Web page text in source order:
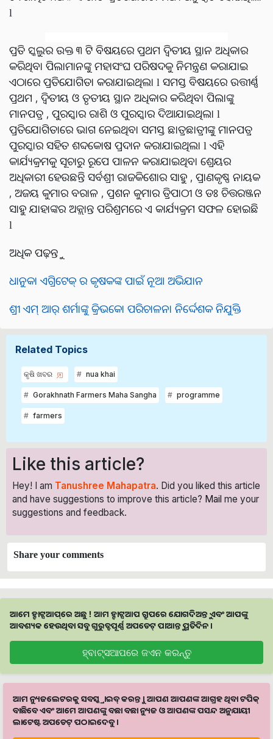
l
ପ୍ରତି ସ୍କୁଲର ଉକ୍ତ ୩ ଟି ବିଷୟରେ ପ୍ରଥମ ଦ୍ଵିତୀୟ ସ୍ଥାନ ଅଧିକାର
କରିଥିବା ପିଲାମାନଙ୍କୁ ମହାସଂଘ ପରିଷଦକୁ ନିମନ୍ତ୍ରଣ କରାଯାଇ
ଏଠାରେ ପ୍ରତିଯୋଗିତା କରାଯାଇଥିଲା l ସମସ୍ତ ବିଷୟରେ ଉତ୍ତୀର୍ଣ୍ଣ
ପ୍ରଥମ , ଦ୍ଵିତୀୟ ଓ ତୃତୀୟ ସ୍ଥାନ ଅଧିକାର କରିଥିବା ପିଲାଙ୍କୁ
ମାନପତ୍ର , ପୁରସ୍କାର ରାଶି ଓ ପୁରସ୍କାର ଦିଆଯାଇଥିଲା l
ପ୍ରତିଯୋଗିତାରେ ଭାଗ ନେଇଥିବା ସମସ୍ତ ଛାତ୍ରଛାତ୍ରୀଙ୍କୁ ମାନପତ୍ର
ପୁରସ୍କାର ସହିତ ଶବ୍ଦକୋଷ ପ୍ରଦାନ କରାଯାଇଥିଲା l ଏହି
କାର୍ଯ୍ୟକ୍ରମକୁ ସୂଚାରୁ ରୂପେ ପାଳନ କରାଯାଇଥିବା ଶ୍ରେୟର
ଅଧିକାରୀ ହେଉଛନ୍ତି ସର୍ବଶ୍ରୀ ରାଜକିଶୋର ସାହୁ , ପ୍ରାଣକୃଷ୍ଣ ନାୟକ
, ଅଜୟ କୁମାର ବରାଳ , ପ୍ରଶନ କୁମାର ତ୍ରିପାଠୀ ଓ ଡଃ ଚିତ୍ତରଞ୍ଜନ
ସାହୁ ଯାହାଙ୍କର ଅକ୍ଲାନ୍ତ ପରିଶ୍ରମରେ ଏ କାର୍ଯ୍ୟକ୍ରମ ସଫଳ ହୋଇଛି
l
ଅଧିକ ପଢ଼ନ୍ତୁ
ଧାନୁକା ଏଗ୍ରିଟେକ୍ ର କୃଷକଙ୍କ ପାଇଁ ନୂଆ ଅଭିଯାନ
ଶ୍ରୀ ଏମ୍ ଆର୍ ଶର୍ମାଙ୍କୁ କ୍ରିଭକୋ ପରିଚାଳନା ନିର୍ଦ୍ଦେଶକ ନିଯୁକ୍ତି
Related Topics
କୃଷି ଖବର nua khai
Gorakhnath Farmers Maha Sangha programme
farmers
Like this article?
Hey! I am Tanushree Mahapatra. Did you liked this article
and have suggestions to improve this article? Mail me your
suggestions and feedback.
Share your comments
ଆମେ ହ୍ବାଟ୍ସଆପ୍‌ରେ ଅଛୁ ! ଆମ ହ୍ବାଟ୍ସଆପ ଗ୍ରୁପରେ ଯୋଗଦିଅନ୍ତୁ ଏବଂ ଆପଙ୍କୁ
ଆବଶ୍ୟକ ହେଉଥିବା ସବୁ ଗୁରୁତ୍ବପୂର୍ଣ୍ଣ ଅପଡେଟ୍‌ ପାଆନ୍ତୁ ପ୍ରତିଦିନ ।
ହ୍ବାଟ୍ସଆପରେ ଜଏନ କରନ୍ତୁ
ଆମ ନ୍ୟୁଜଲେଟରକୁ ସବସ୍କ୍ରାଇବ୍ କରନ୍ତୁ । ଆପଣ ଆପଣଙ୍କ ଆଗ୍ରହ ଥିବା ଟପିକ୍‌
ବାଛିବେ ଏବଂ ଆମେ ଆପଣଙ୍କୁ ବଛା ବଛା ନ୍ୟୁଜ ଓ ଆପଣଙ୍କ ପସନ୍ଦ ଅନୁଯାୟୀ
ଲାଟେଷ୍ଟ ଅପଡେଟ୍‌ ପଠାଇଦେବୁ ।